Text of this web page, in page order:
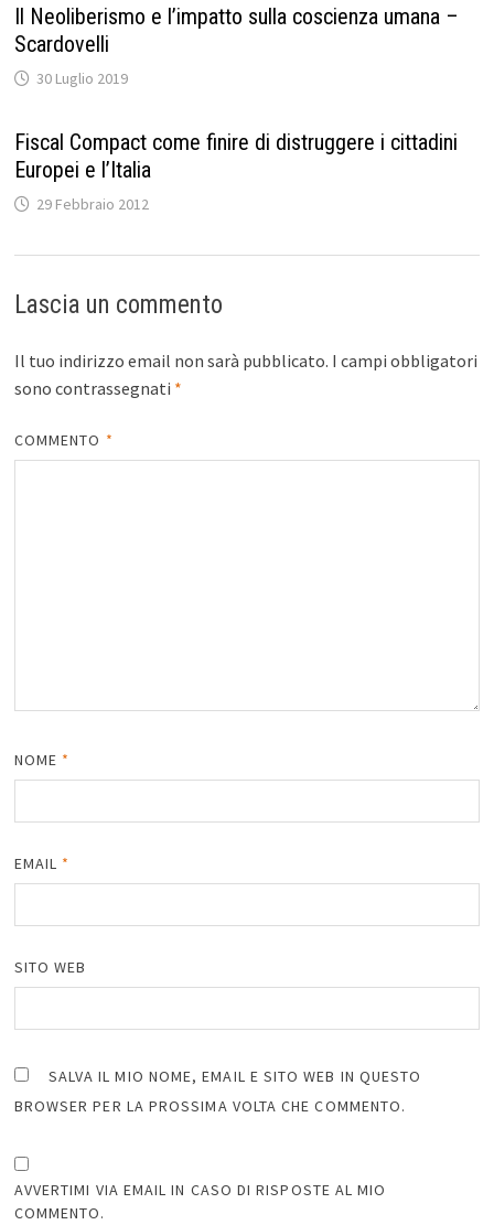
Il Neoliberismo e l’impatto sulla coscienza umana –
Scardovelli
30 Luglio 2019
Fiscal Compact come finire di distruggere i cittadini
Europei e l’Italia
29 Febbraio 2012
Lascia un commento
Il tuo indirizzo email non sarà pubblicato. I campi obbligatori
sono contrassegnati *
COMMENTO *
NOME *
EMAIL *
SITO WEB
SALVA IL MIO NOME, EMAIL E SITO WEB IN QUESTO
BROWSER PER LA PROSSIMA VOLTA CHE COMMENTO.
AVVERTIMI VIA EMAIL IN CASO DI RISPOSTE AL MIO
COMMENTO.